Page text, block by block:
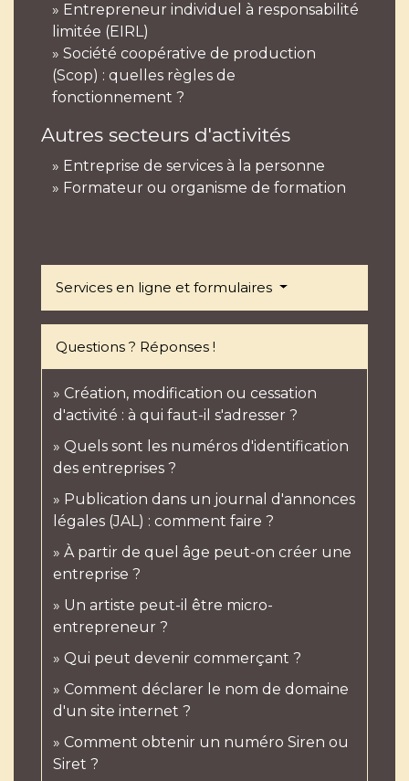
Entrepreneur individuel à responsabilité
limitée (EIRL)
Société coopérative de production
(Scop) : quelles règles de
fonctionnement ?
Autres secteurs d'activités
Entreprise de services à la personne
Formateur ou organisme de formation
Services en ligne et formulaires
Questions ? Réponses !
Création, modification ou cessation
d'activité : à qui faut-il s'adresser ?
Quels sont les numéros d'identification
des entreprises ?
Publication dans un journal d'annonces
légales (JAL) : comment faire ?
À partir de quel âge peut-on créer une
entreprise ?
Un artiste peut-il être micro-
entrepreneur ?
Qui peut devenir commerçant ?
Comment déclarer le nom de domaine
d'un site internet ?
Comment obtenir un numéro Siren ou
Siret ?